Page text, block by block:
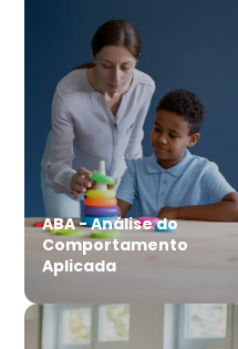
ABA - Análise do
Comportamento
Aplicada